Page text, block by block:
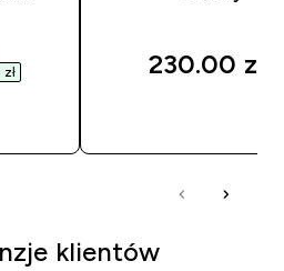
price
230.00 zł‎
klientów